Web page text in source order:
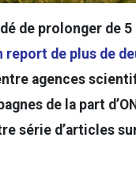
de prolonger de 5
report de plus de
agences
de la part
série d’articles